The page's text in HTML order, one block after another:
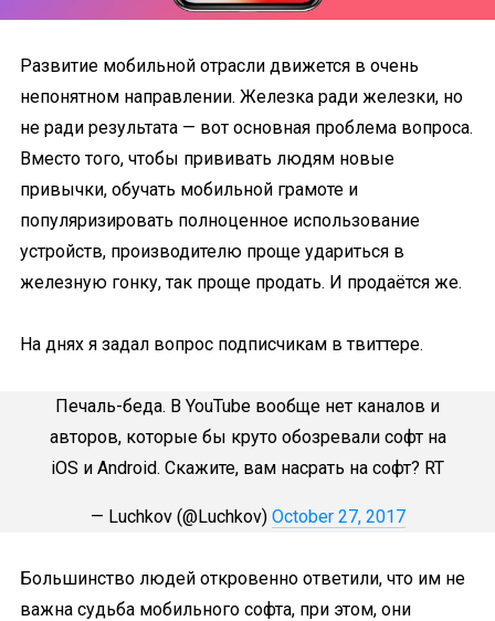
Развитие мобильной отрасли движется в очень
непонятном направлении. Железка ради железки, но
не ради результата — вот основная проблема вопроса.
Вместо того, чтобы прививать людям новые
привычки, обучать мобильной грамоте и
популяризировать полноценное использование
устройств, производителю проще удариться в
железную гонку, так проще продать. И продаётся же.
На днях я задал вопрос подписчикам в твиттере.
Печаль-беда. В YouTube вообще нет каналов и
авторов, которые бы круто обозревали софт на
iOS и Android. Скажите, вам насрать на софт? RT
— Luchkov (@Luchkov) October 27, 2017
Большинство людей откровенно ответили, что им не
важна судьба мобильного софта, при этом, они